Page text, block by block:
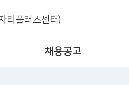
리플러스센터)
채용공고